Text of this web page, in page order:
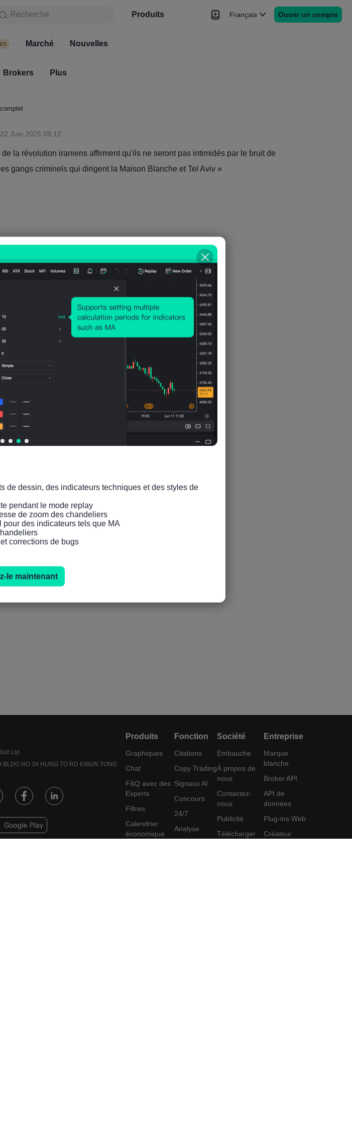
Recherche Produits
Gratuit pour toujours Marché
Signaux Concours
Français Ouvrir un compte
Produits
Marché Nouvelles
Brokers Plus
22 Juin 2025 09:12
de la révolution iraniens affirment qu'ils ne seront pas intimidés par le bruit de
gangs criminels qui dirigent la Maison Blanche et Tel Aviv »
Ltd
BLDG NO 34 HUNG TO RD KWUN TONG
Produits
Graphiques
Chat
F&Q avec des
Experts
Filtres
Calendrier
économique
Fonction
Citations
Copy Trading
Signaux AI
Concours
24/7
Analyse
Société
Embauche
À propos de
nous
Contactez-
nous
Publicité
Télécharger
Entreprise
Marque
blanche
Broker API
API de
données
Plug-ins Web
Créateur
de dessin, des indicateurs techniques et des styles de
pendant le mode replay
de zoom des chandeliers
des indicateurs tels que MA
corrections de bugs
le maintenant